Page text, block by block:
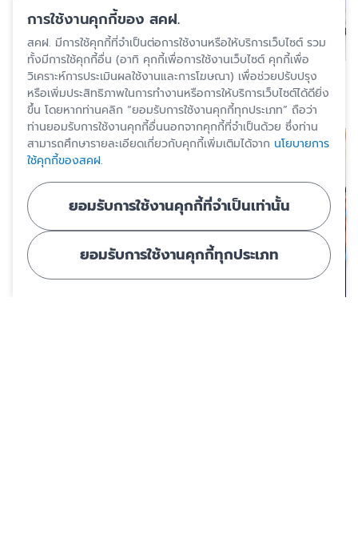
การใช้งานคุกกี้ของ สคฝ.
สคฝ. มีการใช้คุกกี้ที่จำเป็นต่อการใช้งานหรือให้บริการเว็บไซต์ รวม
ทั้งมีการใช้คุกกี้อื่น (อาทิ คุกกี้เพื่อการใช้งานเว็บไซต์ คุกกี้เพื่อ
วิเคราะห์การประเมินผลใช้งานและการโฆษณา) เพื่อช่วยปรับปรุง
หรือเพิ่มประสิทธิภาพในการทำงานหรือการให้บริการเว็บไซต์ได้ดียิ่ง
ขึ้น โดยหากท่านคลิก “ยอมรับการใช้งานคุกกี้ทุกประเภท” ถือว่า
ท่านยอมรับการใช้งานคุกกี้อื่นนอกจากคุกกี้ที่จำเป็นด้วย ซึ่งท่าน
สามารถศึกษารายละเอียดเกี่ยวกับคุกกี้เพิ่มเติมได้จาก นโยบายการ
ใช้คุกกี้ของสคฝ.
ยอมรับการใช้งานคุกกี้ที่จำเป็นเท่านั้น
ยอมรับการใช้งานคุกกี้ทุกประเภท